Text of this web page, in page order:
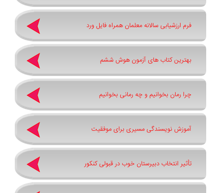
فرم ارزشیابی سالانه معلمان همراه فایل ورد
بهترین کتاب های آزمون هوش ششم
چرا رمان بخوانیم و چه رمانی بخوانیم
آموزش نویسندگی مسیری برای موفقیت
تأثیر انتخاب دبیرستان خوب در قبولی کنکور